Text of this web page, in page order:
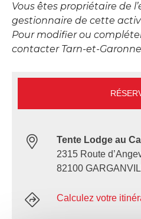
Vous êtes propriétaire de
gestionnaire de cette
Pour modifier ou
contacter Tarn-et-
Tente Lodge au
2315 Route
82100
Calculez votre